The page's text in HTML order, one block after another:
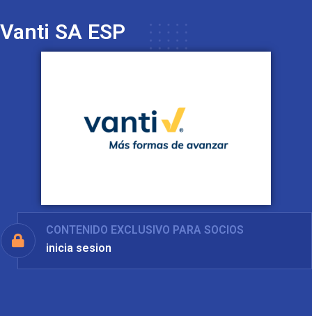
Vanti SA ESP
CONTENIDO EXCLUSIVO PARA SOCIOS
inicia sesion